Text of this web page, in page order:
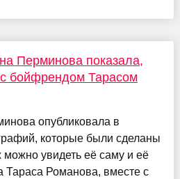
Перминова показала,
с бойфрендом Тарасом
опубликовала в
которые были сделаны
увидеть её саму и её
Тараса Романова, вместе с